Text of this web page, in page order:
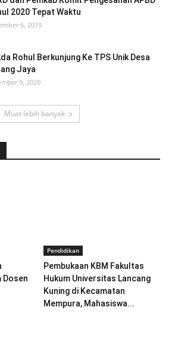
2020 Tepat Waktu
6, 2019
Rohul Berkunjung Ke TPS Unik Desa
Jaya
9, 2020
Muat lebih banyak
Dosen
Pendidikan
Pembukaan KBM Fakultas
Hukum Universitas Lancang
Kuning di Kecamatan
Mempura, Mahasiswa...